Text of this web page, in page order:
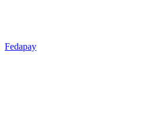
Fedapay